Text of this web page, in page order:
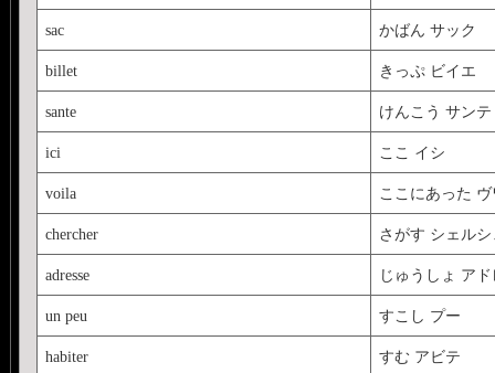
sac かばん サック
billet きっぷ ビイエ
sante けんこう サンテ
ici ここ イシ
voila ここにあった
chercher さがす シェルシ
adresse じゅうしょ ア
un peu すこし プー
habiter すむ アビテ